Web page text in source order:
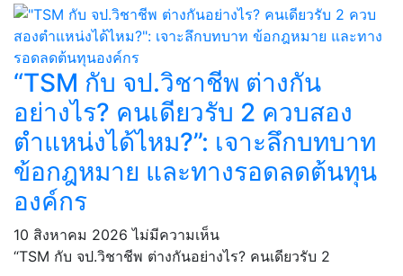
“TSM กับ จป.วิชาชีพ ต่างกัน
อย่างไร? คนเดียวรับ 2 ควบสอง
ตำแหน่งได้ไหม?”: เจาะลึกบทบาท
ข้อกฎหมาย และทางรอดลดต้นทุน
องค์กร
10 สิงหาคม 2026ไม่มีความเห็น
“TSM กับ จป.วิชาชีพ ต่างกันอย่างไร? คนเดียวรับ 2